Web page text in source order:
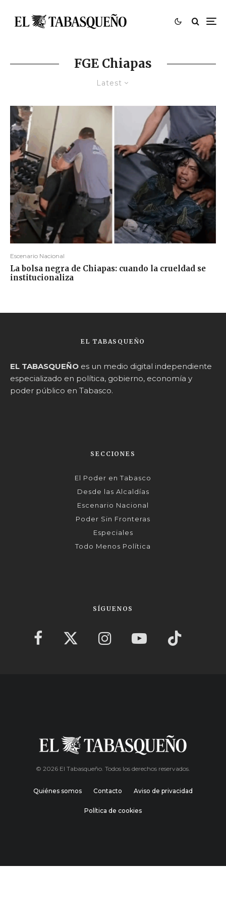
FGE Chiapas
Latest
Escenario Nacional
La bolsa negra de Chiapas: cuando la crueldad se
institucionaliza
EL TABASQUEÑO
EL TABASQUEÑO es un medio digital independiente
especializado en política, gobierno, economía y
poder público en Tabasco.
SECCIONES
El Poder en Tabasco
Desde las Alcaldías
Escenario Nacional
Poder Sin Fronteras
Especiales
Todo Menos Política
SÍGUENOS
© 2026 El Tabasqueño. Todos los derechos reservados.
Quiénes somos Contacto Aviso de privacidad
Política de cookies